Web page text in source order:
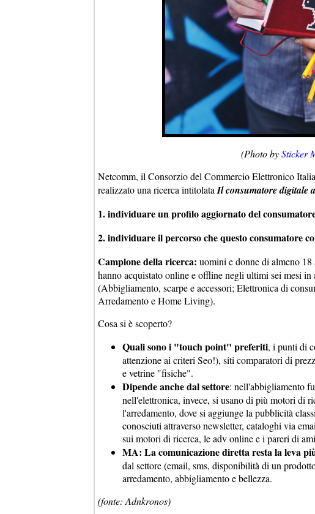
(Photo bySticker
Netcomm, il Consorzio del Commercio Elettronico
realizzato una ricerca intitolata Il consumatore digitale
1. individuare un profilo aggiornato del
2. individuare il percorso che questo consumatore
Campione della ricerca: uomini e donne di almeno
hanno acquistato online e offline negli ultimi sei mesi
(Abbigliamento, scarpe e accessori; Elettronica di
Arredamento e Home Living).
Cosa si è scoperto?
Quali sono i "touch point" preferiti, i punti di
attenzione ai criteri Seo!), siti comparatori di
e vetrine "fisiche".
Dipende anche dal settore: nell'abbigliamento
nell'elettronica, invece, si usano di più motori di
l'arredamento, dove si aggiunge la pubblicità
conosciuti attraverso newsletter, cataloghi via
sui motori di ricerca, le adv online e i pareri di
MA: La comunicazione diretta resta la leva
dal settore (email, sms, disponibilità di un
arredamento, abbigliamento e bellezza.
(fonte: Adnkronos)